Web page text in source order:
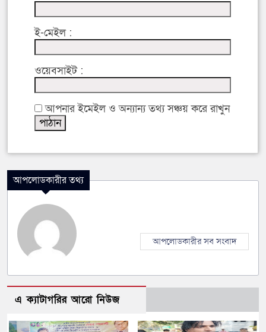
ই-মেইল :
ওয়েবসাইট :
আপনার ইমেইল ও অন্যান্য তথ্য সঞ্চয় করে রাখুন
আপলোডকারীর তথ্য
আপলোডকারীর সব সংবাদ
এ ক্যাটাগরির আরো নিউজ